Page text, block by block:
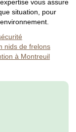
vous assure
situation, pour
nids de frelons
à Montreuil